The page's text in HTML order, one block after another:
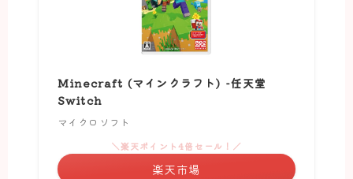
Minecraft (マインクラフト) -任天堂
Switch
マイクロソフト
＼楽天ポイント4倍セール！／
楽天市場